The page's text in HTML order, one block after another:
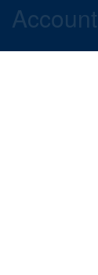
Account
Uw account